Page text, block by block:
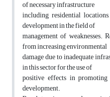
of necessary infrastructure
including residential
development in the field of
management of weaknesses.
from increasing environmental
damage due to inadequate
in this sector for the use of
positive effects in
development.